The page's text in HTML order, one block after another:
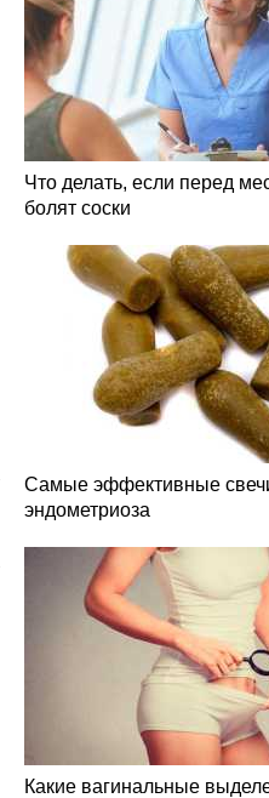
Что делать, если перед
болят соски
Самые эффективные
эндометриоза
Какие вагинальные